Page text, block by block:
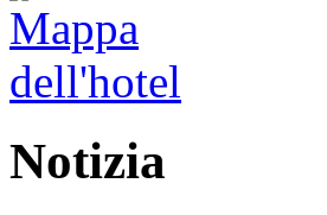
Notizia